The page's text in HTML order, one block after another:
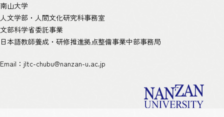
南山大学
人文学部・人間文化研究科事務室
文部科学省委託事業
日本語教師養成・研修推進拠点整備事業中部事務局
Email： jltc-chubu@nanzan-u.ac.jp